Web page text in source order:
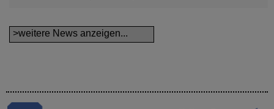
>weitere News anzeigen...